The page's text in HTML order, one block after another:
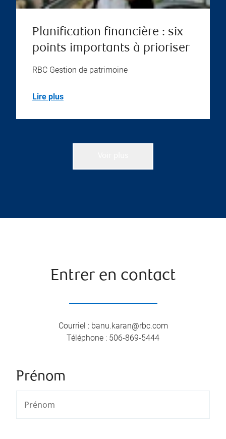
Planification financière : six
points importants à prioriser
RBC Gestion de patrimoine
Lire plus
Entrer en contact
Courriel : banu.karan@rbc.com
Téléphone : 506-869-5444
Prénom